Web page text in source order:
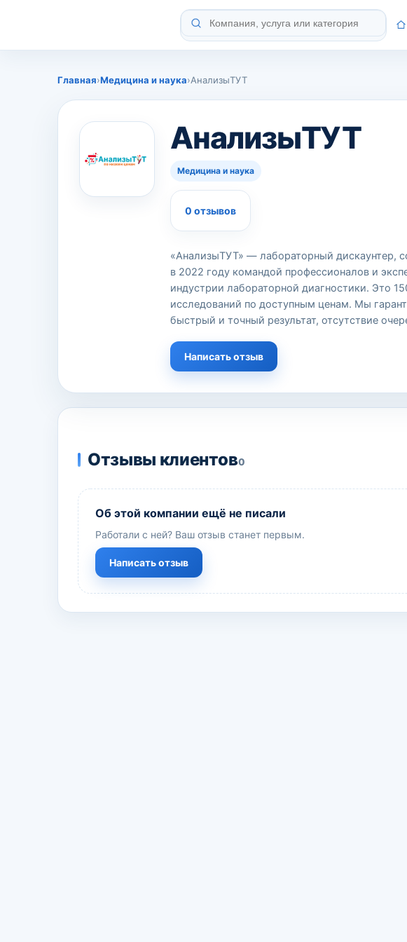
Главная›Медицина и наука›АнализыТУТ
АнализыТУТ
Медицина и наука
0 отзывов
«АнализыТУТ» — лабораторный дискаунтер,
в 2022 году командой профессионалов и
индустрии лабораторной диагностики. Это
исследований по доступным ценам. Мы
быстрый и точный результат, отсутствие
Написать отзыв
Отзывы клиентов0
Об этой компании ещё не писали
Работали с ней? Ваш отзыв станет первым.
Написать отзыв